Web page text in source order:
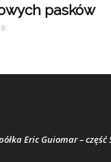
pasków
Eric Guiomar – część